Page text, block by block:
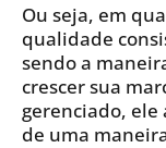
Ou seja, em
qualidade
sendo a
crescer sua
gerenciado, ele
de uma